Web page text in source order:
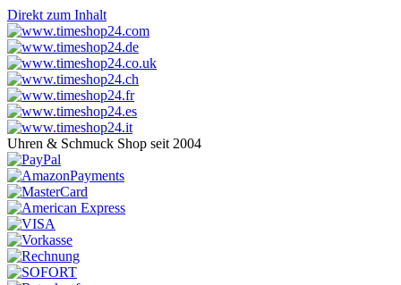
Direkt zum Inhalt
Uhren & Schmuck Shop seit 2004